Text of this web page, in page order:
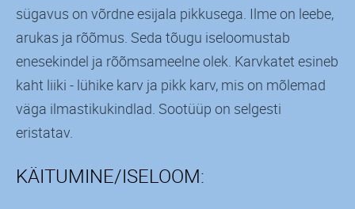
sügavus on võrdne esijala pikkusega. Ilme on leebe,
arukas ja rõõmus. Seda tõugu iseloomustab
enesekindel ja rõõmsameelne olek. Karvkatet esineb
kaht liiki - lühike karv ja pikk karv, mis on mõlemad
väga ilmastikukindlad. Sootüüp on selgesti
eristatav.
KÄITUMINE/ISELOOM: